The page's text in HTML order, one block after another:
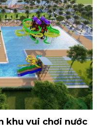
khu vui chơi nước